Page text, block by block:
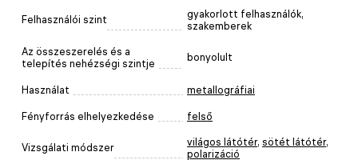
Felhasználói szint
gyakorlott felhasználók,
szakemberek
Az összeszerelés és a
telepítés nehézségi szintje
bonyolult
Használat metallográfiai
Fényforrás elhelyezkedése felső
Vizsgálati módszer világos látótér, sötét látótér,
polarizáció